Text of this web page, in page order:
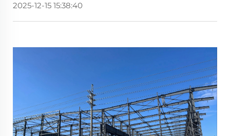
2025-12-15 15:38:40